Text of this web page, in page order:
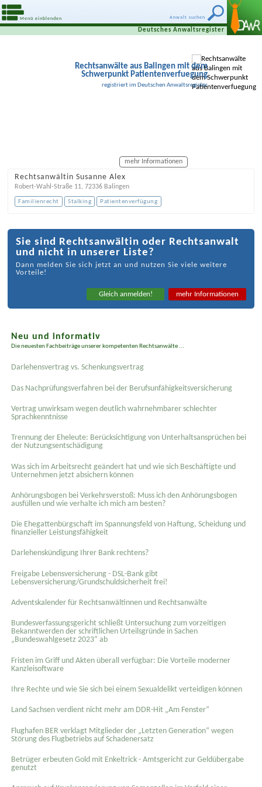
Anwalt suchen
Menü einblenden
Deutsches Anwaltsregister
Rechtsanwälte aus Balingen mit dem
Schwerpunkt Patientenverfuegung
registriert im Deutschen Anwaltsregister
mehr Informationen
Rechtsanwältin Susanne Alex
Robert-Wahl-Straße 11, 72336 Balingen
Familienrecht Stalking Patientenverfügung
Sie sind Rechtsanwältin oder Rechtsanwalt
und nicht in unserer Liste?
Dann melden Sie sich jetzt an und nutzen Sie viele weitere
Vorteile!
Gleich anmelden! mehr Informationen
Neu und informativ
Die neuesten Fachbeiträge unserer kompetenten Rechtsanwälte ...
Darlehensvertrag vs. Schenkungsvertrag
Das Nachprüfungsverfahren bei der Berufsunfähigkeitsversicherung
Vertrag unwirksam wegen deutlich wahrnehmbarer schlechter
Sprachkenntnisse
Trennung der Eheleute: Berücksichtigung von Unterhaltsansprüchen bei
der Nutzungsentschädigung
Was sich im Arbeitsrecht geändert hat und wie sich Beschäftigte und
Unternehmen jetzt absichern können
Anhörungsbogen bei Verkehrsverstoß: Muss ich den Anhörungsbogen
ausfüllen und wie verhalte ich mich am besten?
Die Ehegattenbürgschaft im Spannungsfeld von Haftung, Scheidung und
finanzieller Leistungsfähigkeit
Darlehenskündigung Ihrer Bank rechtens?
Freigabe Lebensversicherung - DSL-Bank gibt
Lebensversicherung/Grundschuldsicherheit frei!
Adventskalender für Rechtsanwältinnen und Rechtsanwälte
Bundesverfassungsgericht schließt Untersuchung zum vorzeitigen
Bekanntwerden der schriftlichen Urteilsgründe in Sachen
„Bundeswahlgesetz 2023“ ab
Fristen im Griff und Akten überall verfügbar: Die Vorteile moderner
Kanzleisoftware
Ihre Rechte und wie Sie sich bei einem Sexual­delikt verteidigen können
Land Sachsen verdient nicht mehr am DDR-Hit „Am Fenster“
Flughafen BER verklagt Mitglieder der „Letzten Generation“ wegen
Störung des Flugbetriebs auf Schadenersatz
Betrüger erbeuten Gold mit Enkeltrick - Amtsgericht zur Geldübergabe
genutzt